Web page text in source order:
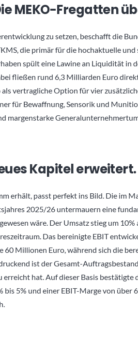
MEKO-Fregatten
zu setzen, beschafft die
die primär für die hochaktuelle
spült eine Lawine an Liquidität in
fließen rund 6,3 Milliarden Euro
vertragliche Option für vier
für Bewaffnung, Sensorik und
margenstarke
Kapitel erweitert.
erhält, passt perfekt ins Bild. Die im
2025/26 untermauern eine
wäre. Der Umsatz stieg um
Das bereinigte EBIT
Millionen Euro, während sich die
ist der Gesamt-
hat. Auf dieser Basis bestätigte
5% und einer EBIT-Marge von über